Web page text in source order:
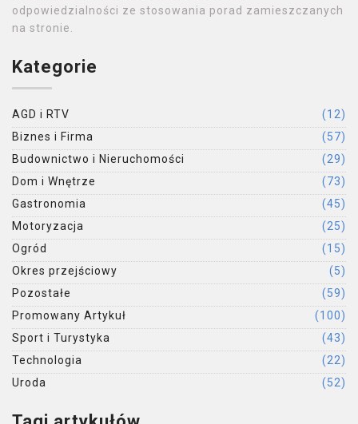
odpowiedzialności ze stosowania porad zamieszczanych
na stronie.
Kategorie
AGD i RTV
(12)
Biznes i Firma
(57)
Budownictwo i Nieruchomości
(29)
Dom i Wnętrze
(73)
Gastronomia
(45)
Motoryzacja
(25)
Ogród
(15)
Okres przejściowy
(5)
Pozostałe
(59)
Promowany Artykuł
(100)
Sport i Turystyka
(43)
Technologia
(22)
Uroda
(52)